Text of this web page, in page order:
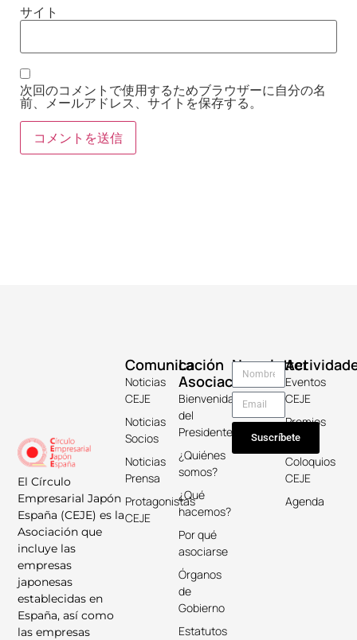
サイト
次回のコメントで使用するためブラウザーに自分の名
前、メールアドレス、サイトを保存する。
El Círculo
Empresarial Japón
España (CEJE) es la
Asociación que
incluye las
empresas
japonesas
establecidas en
España, así como
las empresas
La
Asociación
Bienvenida
del
Presidente
¿Quiénes
somos?
¿Qué
hacemos?
Por qué
asociarse
Órganos
de
Gobierno
Estatutos
Comunicación
Noticias
CEJE
Noticias
Socios
Noticias
Prensa
Protagonistas
CEJE
Eventos
CEJE
Premios
Keicho
Coloquios
CEJE
Agenda
Newsletter
Suscríbete